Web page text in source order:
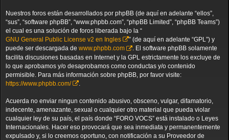
Nuestros foros están desarrollados por phpBB (de aquí en adelante “ellos”,
“sus”, “software phpBB”, “www.phpbb.com”, “phpBB Limited”, “phpBB Teams”)
el cual es una solución de foros liberada bajo la “
GNU General Public License v2 en Ingles
” (de aquí en adelante “GPL”) y
puede ser descargada de www.phpbb.com
. El software phpBB solamente
facilita discusiones basadas en Internet y la GPL estrictamente los excluye de
lo que aprobamos y/o desaprobamos como conductas y/o contenido
permisible. Para más información sobre phpBB, por favor visite:
https://www.phpbb.com/
Acuerda no enviar ningun contenido abusivo, obsceno, vulgar, difamatorio,
indecente, amenazante, sexual o cualquier otro material que pueda violar
cualquier ley de su país, el país donde “FORO VOCS” está instalado o Leyes
Internacionales. Hacer eso provocará que sea inmediata y permanentemente
expulsado y, si lo creemos oportuno, con notificación a su Proveedor de